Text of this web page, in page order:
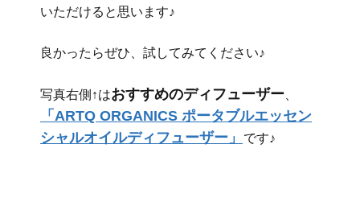
いただけると思います♪
良かったらぜひ、試してみてください♪
写真右側↑はおすすめのディフューザー
「ARTQ ORGANICS ポータブルエッセン
シャルオイルディフューザー」
です♪